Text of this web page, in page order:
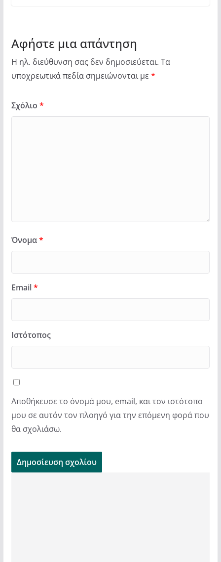
Αφήστε μια απάντηση
Η ηλ. διεύθυνση σας δεν δημοσιεύεται. Τα
υποχρεωτικά πεδία σημειώνονται με *
Σχόλιο *
Όνομα*
Email*
Ιστότοπος
Αποθήκευσε το όνομά μου, email, και τον ιστότοπο
μου σε αυτόν τον πλοηγό για την επόμενη φορά που
θα σχολιάσω.